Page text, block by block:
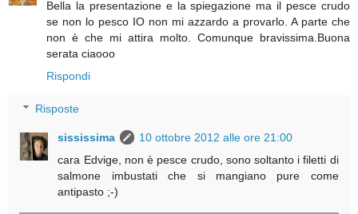
Bella la presentazione e la spiegazione ma il pesce crudo
se non lo pesco IO non mi azzardo a provarlo. A parte che
non è che mi attira molto. Comunque bravissima.Buona
serata ciaooo
Rispondi
Risposte
sississima
10 ottobre 2012 alle ore 21:00
cara Edvige, non è pesce crudo, sono soltanto i filetti di
salmone imbustati che si mangiano pure come
antipasto ;-)